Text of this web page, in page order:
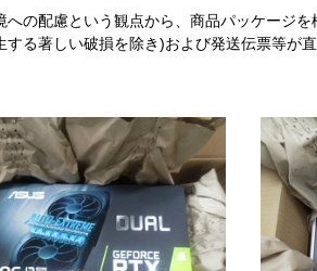
の配慮という観点から、商品パッケージ
る著しい破損を除き)および発送伝票等が